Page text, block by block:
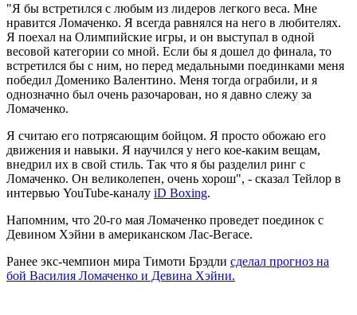
"Я бы встретился с любым из лидеров легкого веса. Мне
нравится Ломаченко. Я всегда равнялся на него в любителях.
Я поехал на Олимпийские игры, и он выступал в одной
весовой категории со мной. Если бы я дошел до финала, то
встретился бы с ним, но перед медальными поединками меня
победил Доменико Валентино. Меня тогда ограбили, и я
однозначно был очень разочарован, но я давно слежу за
Ломаченко.
Я считаю его потрясающим бойцом. Я просто обожаю его
движения и навыки. Я научился у него кое-каким вещам,
внедрил их в свой стиль. Так что я бы разделил ринг с
Ломаченко. Он великолепен, очень хорош", - сказал Тейлор в
интервью YouTube-каналу iD Boxing.
Напомним, что 20-го мая Ломаченко проведет поединок с
Девином Хэйни в американском Лас-Вегасе.
Ранее экс-чемпион мира Тимоти Брэдли сделал прогноз на
бой Василия Ломаченко и Девина Хэйни.